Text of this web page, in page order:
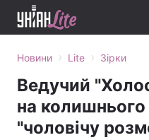
Новини › Lite › Зірки
Ведучий
на колишнього
"чоловічу